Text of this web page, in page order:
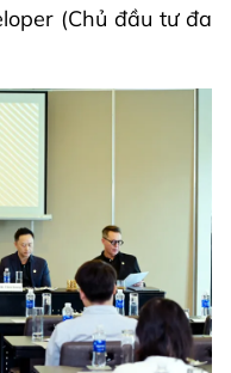
(Chủ đầu tư đa